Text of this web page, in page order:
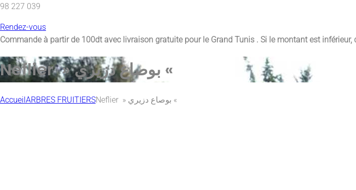
98 227 039
Rendez-vous
Commande à partir de 100dt avec livraison gratuite pour le Grand Tunis . Si le montant est
Neflier » بوصاع دزيري «
AccueilARBRES FRUITIERS Neflier » بوصاع دزيري «